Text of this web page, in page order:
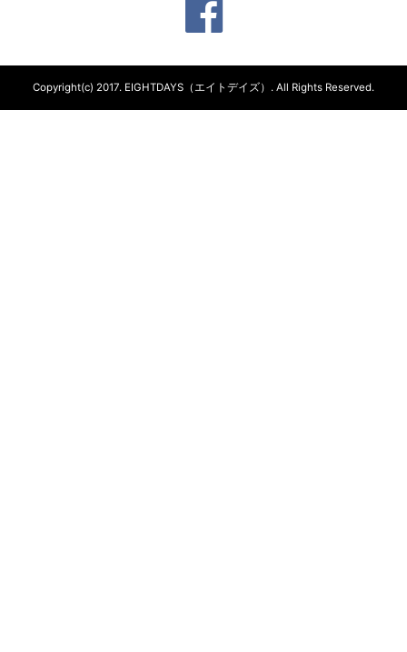
Copyright(c) 2017. EIGHTDAYS（エイトデイズ）. All Rights Reserved.